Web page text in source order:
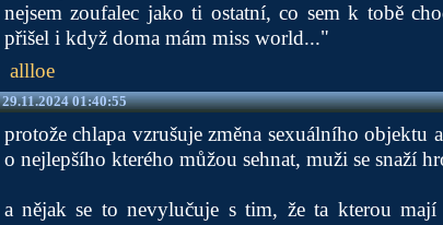
nejsem zoufalec jako ti ostatní, co sem k tobě
přišel i když doma mám miss world..."
allloe
29.11.2024 01:40:55
protože chlapa vzrušuje změna sexuálního objektu
o nejlepšího kterého můžou sehnat, muži se snaží
a nějak se to nevylučuje s tim, že ta kterou